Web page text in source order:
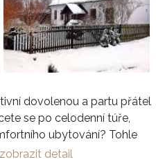
dovolenou a partu přátel
se po celodenní túře,
ubytování? Tohle
zobrazit detail